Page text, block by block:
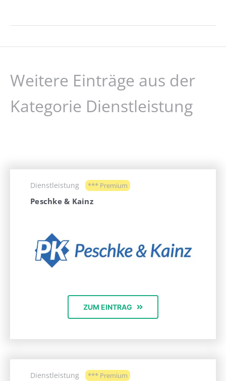
Weitere Einträge aus der
Kategorie Dienstleistung
Dienstleistung *** Premium
Peschke & Kainz
ZUM EINTRAG
Dienstleistung *** Premium